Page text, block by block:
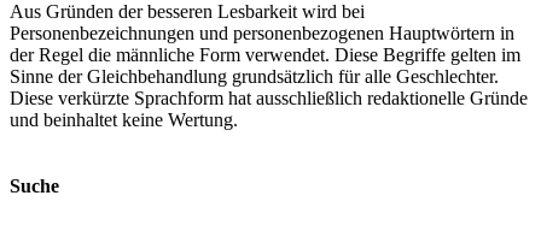
Aus Gründen der besseren Lesbarkeit wird bei
Personenbezeichnungen und personenbezogenen Hauptwörtern in
der Regel die männliche Form verwendet. Diese Begriffe gelten im
Sinne der Gleichbehandlung grundsätzlich für alle Geschlechter.
Diese verkürzte Sprachform hat ausschließlich redaktionelle Gründe
und beinhaltet keine Wertung.
Suche